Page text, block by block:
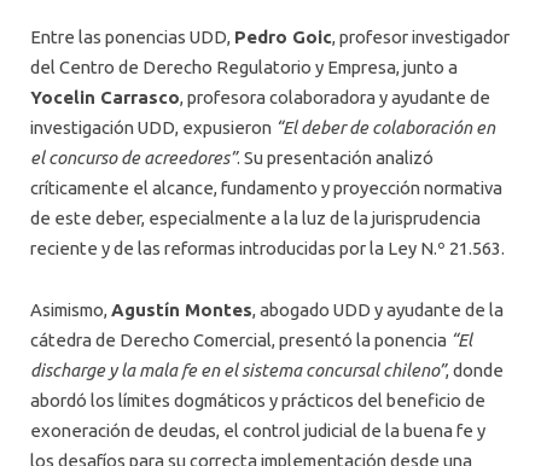
Entre las ponencias UDD, Pedro Goic, profesor investigador
del Centro de Derecho Regulatorio y Empresa, junto a
Yocelin Carrasco, profesora colaboradora y ayudante de
investigación UDD, expusieron “El deber de colaboración en
el concurso de acreedores”. Su presentación analizó
críticamente el alcance, fundamento y proyección normativa
de este deber, especialmente a la luz de la jurisprudencia
reciente y de las reformas introducidas por la Ley N.º 21.563.
Asimismo, Agustín Montes, abogado UDD y ayudante de la
cátedra de Derecho Comercial, presentó la ponencia “El
discharge y la mala fe en el sistema concursal chileno”, donde
abordó los límites dogmáticos y prácticos del beneficio de
exoneración de deudas, el control judicial de la buena fe y
los desafíos para su correcta implementación desde una